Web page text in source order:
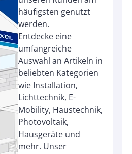
häufigsten genutzt
werden.
Entdecke eine
umfangreiche
Auswahl an Artikeln in
beliebten Kategorien
wie Installation,
Lichttechnik, E-
Mobility, Haustechnik,
Photovoltaik,
Hausgeräte und
mehr. Unser